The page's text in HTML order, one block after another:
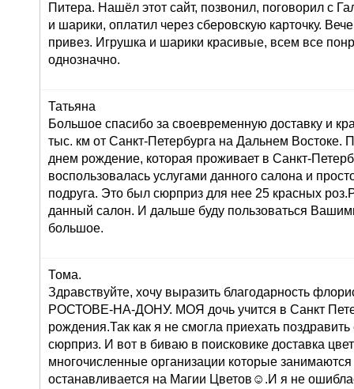
Питера. Нашёл этот сайт, позвонил, поговорил с
и шарики, оплатил через сберовскую карточку.
привез. Игрушка и шарики красивые, всем все
однозначно.
Татьяна
Большое спасибо за своевременную доставку и
тыс. км от Санкт-Петербурга на Дальнем Востоке.
днем рождение, которая проживает в Санкт-
воспользовалась услугами данного салона и
подруга. Это был сюрприз для нее 25 красных
данный салон. И дальше буду пользоваться
большое.
Тома.
Здравствуйте, хочу выразить благодарность
РОСТОВЕ-НА-ДОНУ. МОЯ дочь учится в Санкт
рождения.Так как я не смогла приехать
сюрприз. И вот в биваю в поисковике доставка
многочисленные организации которые
останавливается на Магии Цветов☺.И я не